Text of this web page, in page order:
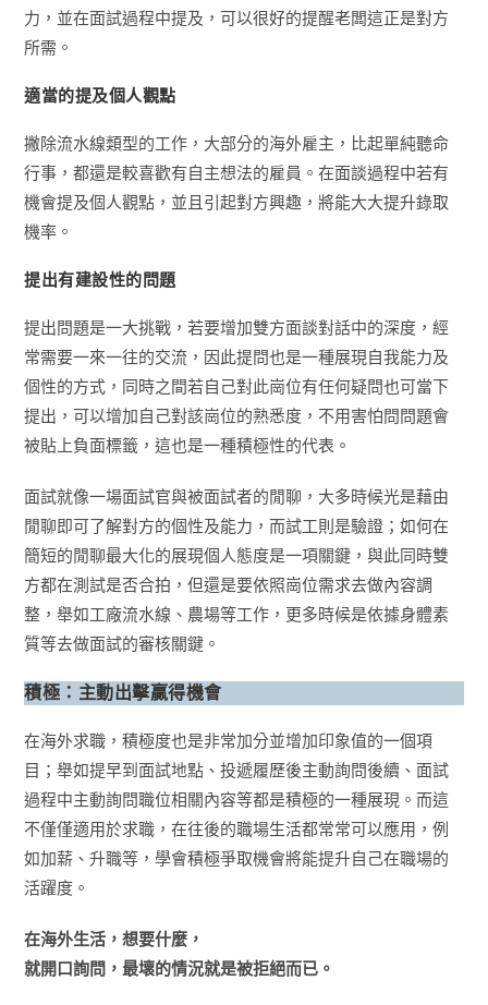
力，並在面試過程中提及，可以很好的提醒老闆這正是對方
所需。
適當的提及個人觀點
撇除流水線類型的工作，大部分的海外雇主，比起單純聽命
行事，都還是較喜歡有自主想法的雇員。在面談過程中若有
機會提及個人觀點，並且引起對方興趣，將能大大提升錄取
機率。
提出有建設性的問題
提出問題是一大挑戰，若要增加雙方面談對話中的深度，經
常需要一來一往的交流，因此提問也是一種展現自我能力及
個性的方式，同時之間若自己對此崗位有任何疑問也可當下
提出，可以增加自己對該崗位的熟悉度，不用害怕問問題會
被貼上負面標籤，這也是一種積極性的代表。
面試就像一場面試官與被面試者的閒聊，大多時候光是藉由
閒聊即可了解對方的個性及能力，而試工則是驗證；如何在
簡短的閒聊最大化的展現個人態度是一項關鍵，與此同時雙
方都在測試是否合拍，但還是要依照崗位需求去做內容調
整，舉如工廠流水線、農場等工作，更多時候是依據身體素
質等去做面試的審核關鍵。
積極：主動出擊贏得機會
在海外求職，積極度也是非常加分並增加印象值的一個項
目；舉如提早到面試地點、投遞履歷後主動詢問後續、面試
過程中主動詢問職位相關內容等都是積極的一種展現。而這
不僅僅適用於求職，在往後的職場生活都常常可以應用，例
如加薪、升職等，學會積極爭取機會將能提升自己在職場的
活躍度。
在海外生活，想要什麼，
就開口詢問，最壞的情況就是被拒絕而已。